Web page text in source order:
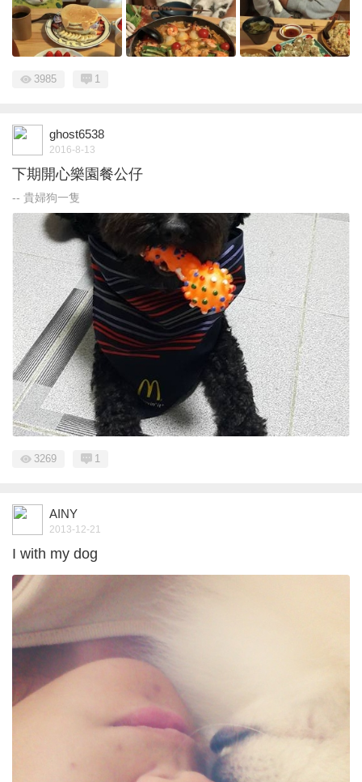
3985 1
ghost6538
2016-8-13
下期開心樂園餐公仔
-- 貴婦狗一隻
3269 1
AINY
2013-12-21
I with my dog